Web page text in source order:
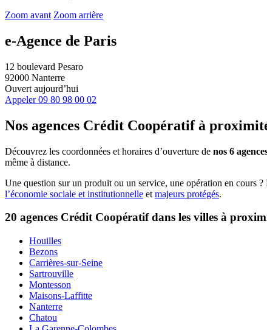
Zoom avant Zoom arrière
e-Agence de Paris
12 boulevard Pesaro
92000 Nanterre
Ouvert aujourd’hui
Appeler 09 80 98 00 02
Nos agences Crédit Coopératifà
Découvrez les coordonnées et horaires d’ouverture de nos 6
même à distance.
Une question sur un produit ou un service, une opération en cours
l’économie sociale et institutionnelle et majeurs protégés.
20 agences Crédit Coopératif dans les villes à
Houilles
Bezons
Carrières-sur-Seine
Sartrouville
Montesson
Maisons-Laffitte
Nanterre
Chatou